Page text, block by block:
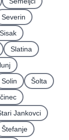
Severin
Sisak
Slatina
Solin
Šolta
Jankovci
Štefanje